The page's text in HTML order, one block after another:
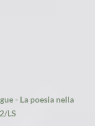
- La poesia nella
LS